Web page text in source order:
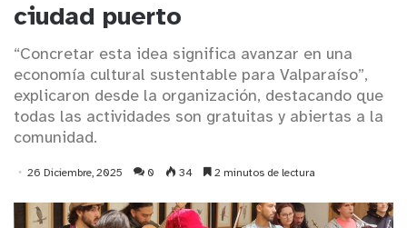
ciudad puerto
“Concretar esta idea significa avanzar en una
economía cultural sustentable para Valparaíso”,
explicaron desde la organización, destacando que
todas las actividades son gratuitas y abiertas a la
comunidad.
26 Diciembre, 2025 0 34 2 minutos de lectura